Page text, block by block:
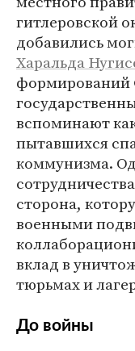
гитлеровской
добавились
Харальда
формирований
вспоминают
пытавшихся
коммунизма.
сторона,
военными
вклад в
тюрьмах и
До войны